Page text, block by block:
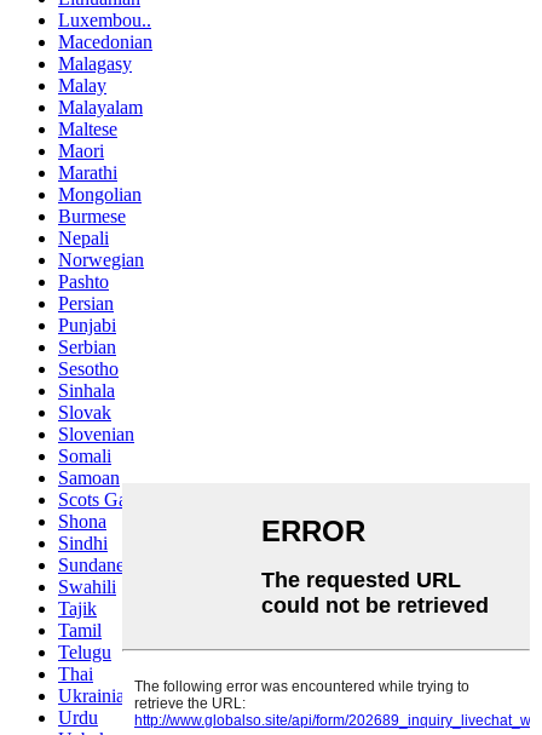
Luxembou..
Macedonian
Malagasy
Malay
Malayalam
Maltese
Maori
Marathi
Mongolian
Burmese
Nepali
Norwegian
Pashto
Persian
Punjabi
Serbian
Sesotho
Sinhala
Slovak
Slovenian
Somali
Samoan
Scots Gaelic
Shona
Sindhi
Sundanese
Swahili
Tajik
Tamil
Telugu
Thai
Ukrainian
Urdu